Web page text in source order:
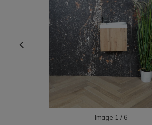
Image 1 / 6